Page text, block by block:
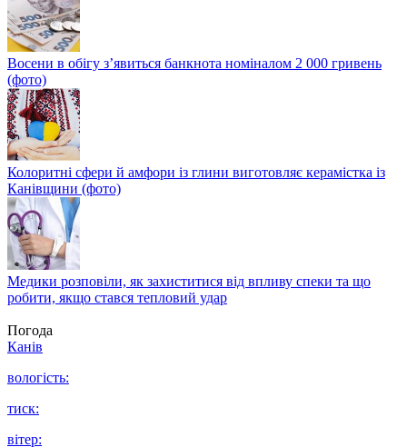
Восени в обігу з’явиться банкнота номіналом 2 000 гривень
(фото)
Колоритні сфери й амфори із глини виготовляє керамістка із
Канівщини (фото)
Медики розповіли, як захиститися від впливу спеки та що
робити, якщо стався тепловий удар
Погода
Канів
вологість:
тиск:
вітер: